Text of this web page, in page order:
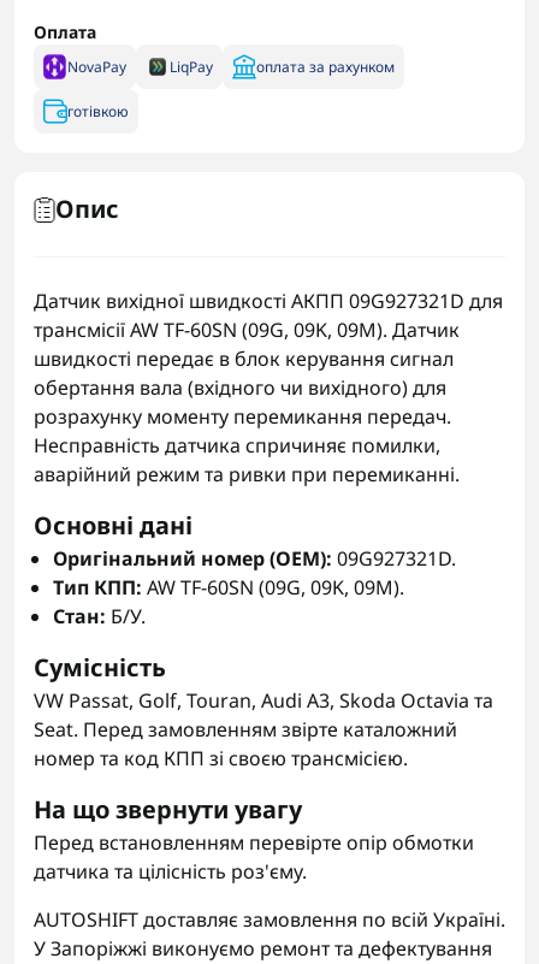
Оплата
NovaPay LiqPay оплата за рахунком
готівкою
Опис
Датчик вихідної швидкості АКПП 09G927321D для
трансмісії AW TF-60SN (09G, 09K, 09M). Датчик
швидкості передає в блок керування сигнал
обертання вала (вхідного чи вихідного) для
розрахунку моменту перемикання передач.
Несправність датчика спричиняє помилки,
аварійний режим та ривки при перемиканні.
Основні дані
Оригінальний номер (OEM): 09G927321D.
Тип КПП: AW TF-60SN (09G, 09K, 09M).
Стан: Б/У.
Сумісність
VW Passat, Golf, Touran, Audi A3, Skoda Octavia та
Seat. Перед замовленням звірте каталожний
номер та код КПП зі своєю трансмісією.
На що звернути увагу
Перед встановленням перевірте опір обмотки
датчика та цілісність роз'єму.
AUTOSHIFT доставляє замовлення по всій Україні.
У Запоріжжі виконуємо ремонт та дефектування